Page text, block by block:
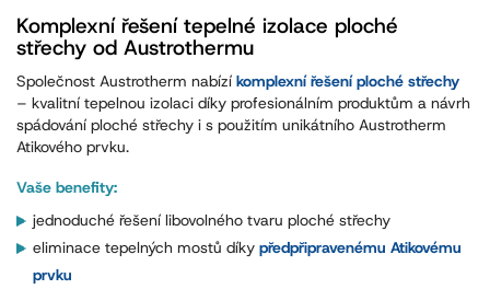
Komplexní řešení tepelné izolace ploché
střechy od Austrothermu
Společnost Austrotherm nabízí komplexní řešení ploché střechy
– kvalitní tepelnou izolaci díky profesionálním produktům a návrh
spádování ploché střechy i s použitím unikátního Austrotherm
Atikového prvku.
Vaše benefity:
jednoduché řešení libovolného tvaru ploché střechy
eliminace tepelných mostů díky předpřipravenému Atikovému
prvku